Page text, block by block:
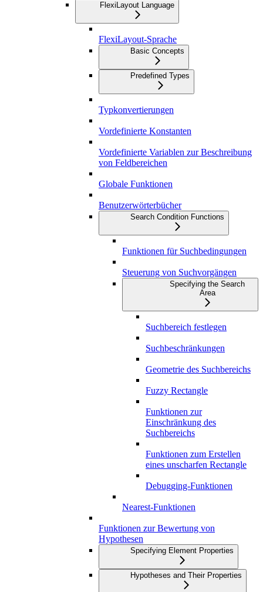
FlexiLayout Language
FlexiLayout-Sprache
Basic Concepts
Predefined Types
Typkonvertierungen
Vordefinierte Konstanten
Vordefinierte Variablen zur Beschreibung
von Feldbereichen
Globale Funktionen
Benutzerwörterbücher
Search Condition Functions
Funktionen für Suchbedingungen
Steuerung von Suchvorgängen
Specifying the Search
Area
Suchbereich festlegen
Suchbeschränkungen
Geometrie des Suchbereichs
Fuzzy Rectangle
Funktionen zur
Einschränkung des
Suchbereichs
Funktionen zum Erstellen
eines unscharfen Rectangle
Debugging-Funktionen
Nearest-Funktionen
Funktionen zur Bewertung von
Hypothesen
Specifying Element Properties
Hypotheses and Their Properties